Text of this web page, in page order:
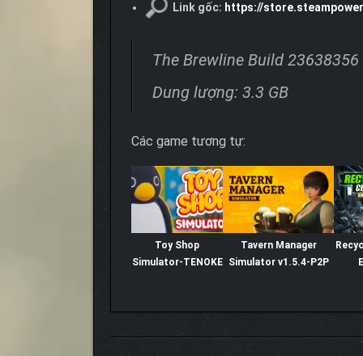
Link gốc: https://
The Brewline Build 23638356
Dung lượng: 3.3 GB
Các game tương tự:
Toy Shop
Simulator-TENOKE
Tavern Manager
Simulator v1.5.4-P2P